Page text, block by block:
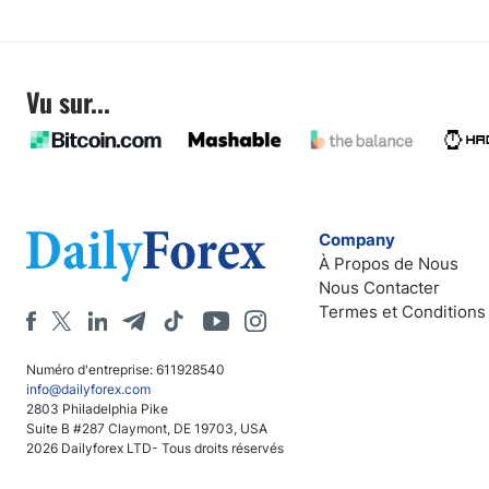
Vu sur...
Numéro d'entreprise: 611928540
info@dailyforex.com
2803 Philadelphia Pike
Suite B #287 Claymont, DE 19703, USA
2026 Dailyforex LTD- Tous droits réservés
Company
À Propos de Nous
Nous Contacter
Termes et Conditions